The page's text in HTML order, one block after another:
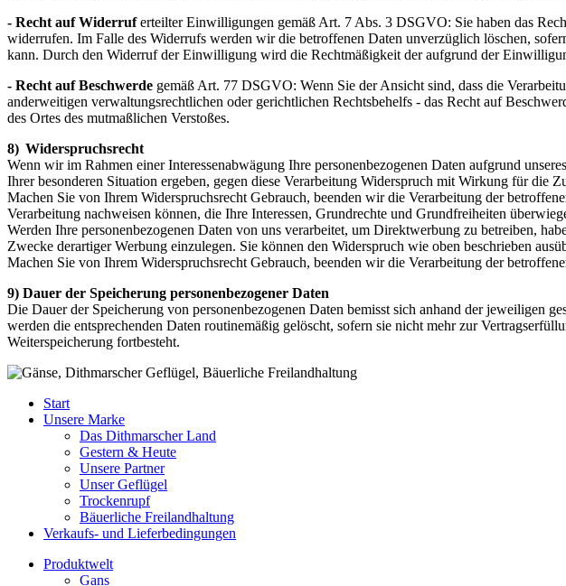
- Recht auf Widerruferteilter Einwilligungen gemäß Art. 7 Abs. 3 DSGVO: Sie haben das
widerrufen. Im Falle des Widerrufs werden wir die betroffenen Daten unverzüglich löschen,
kann. Durch den Widerruf der Einwilligung wird die Rechtmäßigkeit der aufgrund der
- Recht auf Beschwerde gemäß Art. 77 DSGVO: Wenn Sie der Ansicht sind, dass die
anderweitigen verwaltungsrechtlichen oder gerichtlichen Rechtsbehelfs - das Recht auf
des Ortes des mutmaßlichen Verstoßes.
8) Widerspruchsrecht
Wenn wir im Rahmen einer Interessenabwägung Ihre personenbezogenen Daten aufgrund
Ihrer besonderen Situation ergeben, gegen diese Verarbeitung Widerspruch mit Wirkung für die
Machen Sie von Ihrem Widerspruchsrecht Gebrauch, beenden wir die Verarbeitung der
Verarbeitung nachweisen können, die Ihre Interessen, Grundrechte und Grundfreiheiten
Werden Ihre personenbezogenen Daten von uns verarbeitet, um Direktwerbung zu betreiben,
Zwecke derartiger Werbung einzulegen. Sie können den Widerspruch wie oben beschrieben
Machen Sie von Ihrem Widerspruchsrecht Gebrauch, beenden wir die Verarbeitung der
9) Dauer der Speicherung personenbezogener Daten
Die Dauer der Speicherung von personenbezogenen Daten bemisst sich anhand der jeweiligen
werden die entsprechenden Daten routinemäßig gelöscht, sofern sie nicht mehr zur
Weiterspeicherung fortbesteht.
Start
Unsere Marke
Das Dithmarscher Land
Gestern & Heute
Unsere Partner
Unser Geflügel
Trockenrupf
Bäuerliche Freilandhaltung
Verkaufs- und Lieferbedingungen
Produktwelt
Gans